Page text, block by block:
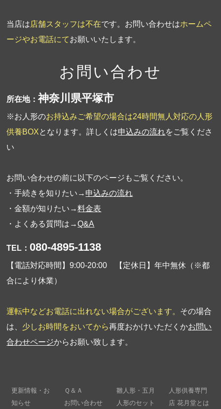
当店は店舗スタッフは不在です。お問い合わせはホームペ
ージやお電話にてお願いいたします。
お問い合わせ
所在地：神奈川県平塚市
※お人形のお持込みご希望の場合は24時間無人対応の人形
供養BOXとなります。詳しくは申込みの流れをご覧くださ
い
お問い合わせの前に以下のページもご覧ください。
・手続きを知りたい→ 申込みの流れ
・金額が知りたい→料金表
・よくある質問は→Q&A
TEL： 080-4895-1138
【電話対応時間】9:00-20:00 【定休日】年中無休（※都
合により休業）
運転中などお電話に出れない場合がございます。 その場合
は、 少しお時間をおいてから再度おかけいただくかお問い
合わせページからお願い致します。
更新情報・お
知らせ
Ｑ＆Ａ
お問い合わせ
雛人形・五月
人形のセット
人形供養専門
店 花月堂とは